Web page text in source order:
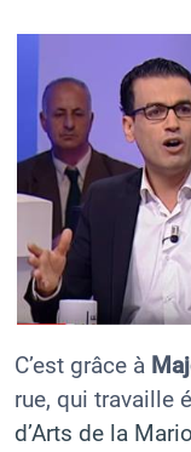
C’est grâce à
rue, qui travaille
d’Arts de la